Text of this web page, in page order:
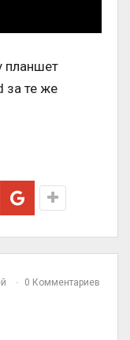
планшет
за те же
0 Комментариев